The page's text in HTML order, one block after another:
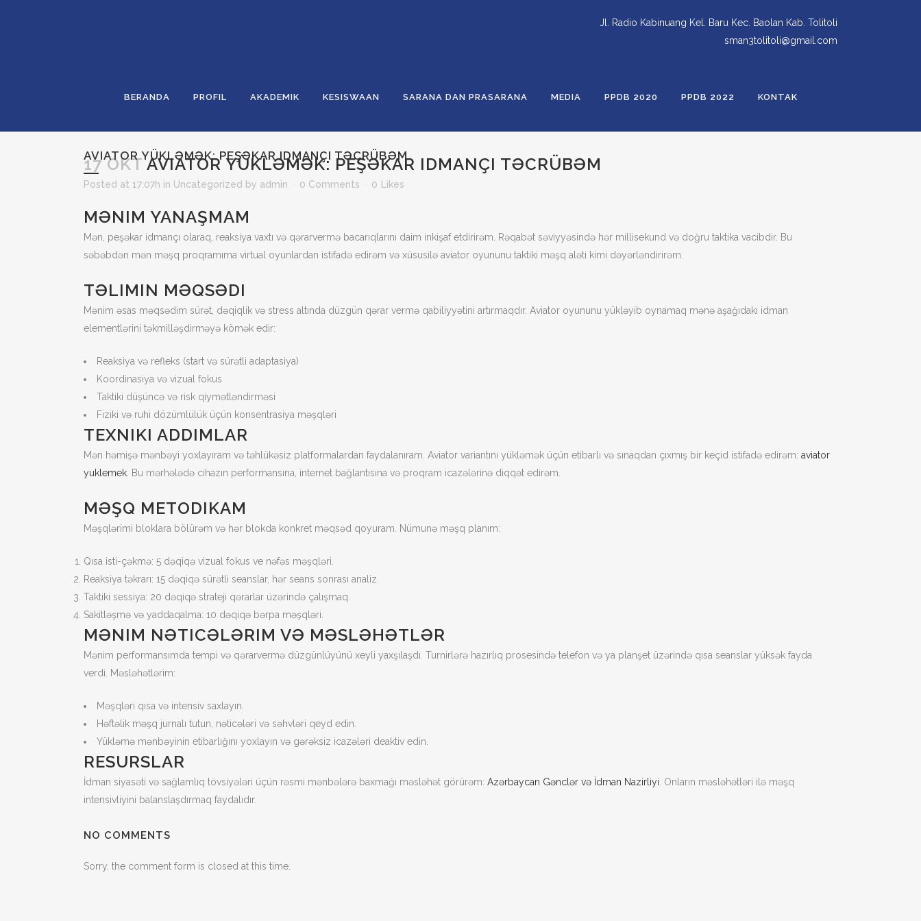
Jl. Radio Kabinuang Kel. Baru Kec. Baolan Kab. Tolitoli
sman3tolitoli@gmail.com
BERANDA PROFIL AKADEMIK KESISWAAN SARANA DAN PRASARANA MEDIA PPDB 2020 PPDB 2022 KONTAK
AVIATOR YÜKLƏMƏK: PEŞƏKAR IDMANÇI TƏCRÜBƏM
17 OKTAVIATOR YÜKLƏMƏK: PEŞƏKAR IDMANÇI TƏCRÜBƏM
Posted at 17:07h in Uncategorized by admin 0 Comments 0 Likes
MƏNIM YANAŞMAM
Mən, peşəkar idmançı olaraq, reaksiya vaxtı və qərarvermə bacarıqlarını daim inkişaf etdirirəm. Rəqabət səviyyəsində hər millisekund və doğru taktika vacibdir. Bu
səbəbdən mən məşq proqramıma virtual oyunlardan istifadə edirəm və xüsusilə aviator oyununu taktiki məşq aləti kimi dəyərləndirirəm.
TƏLIMIN MƏQSƏDI
Mənim əsas məqsədim sürət, dəqiqlik və stress altında düzgün qərar vermə qabiliyyətini artırmaqdır. Aviator oyununu yükləyib oynamaq mənə aşağıdakı idman
elementlərini təkmilləşdirməyə kömək edir:
Reaksiya və refleks (start və sürətli adaptasiya)
Koordinasiya və vizual fokus
Taktiki düşüncə və risk qiymətləndirməsi
Fiziki və ruhi dözümlülük üçün konsentrasiya məşqləri
TEXNIKI ADDIMLAR
Mən həmişə mənbəyi yoxlayıram və təhlükəsiz platformalardan faydalanıram. Aviator variantını yükləmək üçün etibarlı və sınaqdan çıxmış bir keçid istifadə edirəm: aviator
yuklemek . Bu mərhələdə cihazın performansına, internet bağlantısına və proqram icazələrinə diqqət edirəm.
MƏŞQ METODIKAM
Məşqlərimi bloklara bölürəm və hər blokda konkret məqsəd qoyuram. Nümunə məşq planım:
Qısa isti-çəkmə: 5 dəqiqə vizual fokus ve nəfəs məşqləri.
Reaksiya təkrarı: 15 dəqiqə sürətli seanslar, hər seans sonrası analiz.
Taktiki sessiya: 20 dəqiqə strateji qərarlar üzərində çalışmaq.
Sakitləşmə və yaddaqalma: 10 dəqiqə bərpa məşqləri.
MƏNIM NƏTICƏLƏRIM VƏ MƏSLƏHƏTLƏR
Mənim performansımda tempi və qərarvermə düzgünlüyünü xeyli yaxşılaşdı. Turnirlərə hazırlıq prosesində telefon və ya planşet üzərində qısa seanslar yüksək fayda
verdi. Məsləhətlərim:
Məşqləri qısa və intensiv saxlayın.
Həftəlik məşq jurnalı tutun, nəticələri və səhvləri qeyd edin.
Yükləmə mənbəyinin etibarlığını yoxlayın və gərəksiz icazələri deaktiv edin.
RESURSLAR
İdman siyasəti və sağlamlıq tövsiyələri üçün rəsmi mənbələrə baxmağı məsləhət görürəm: Azərbaycan Gənclər və İdman Nazirliyi . Onların məsləhətləri ilə məşq
intensivliyini balanslaşdırmaq faydalıdır.
NO COMMENTS
Sorry, the comment form is closed at this time.